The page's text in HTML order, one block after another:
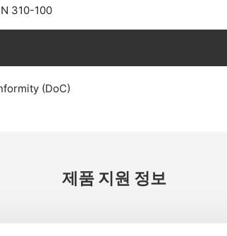
310-100
(DoC)
제품 지원 정보